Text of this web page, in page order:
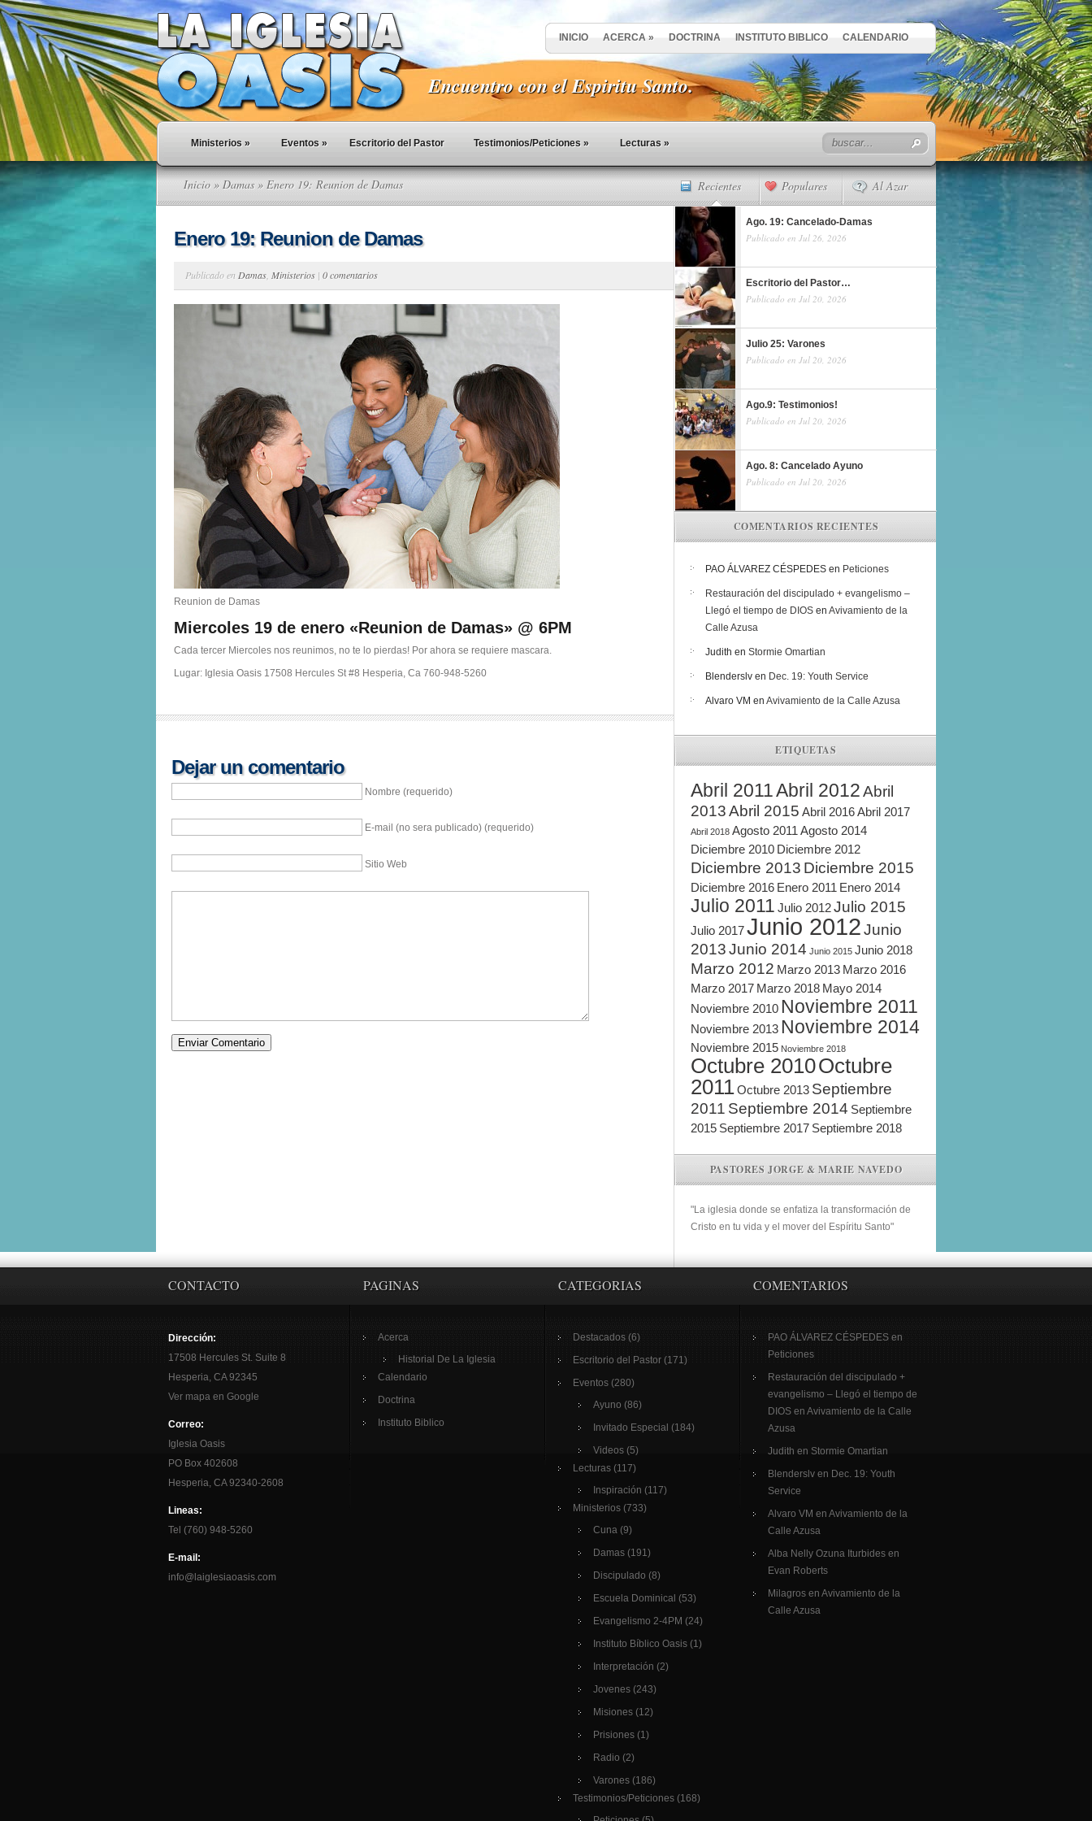
INICIO ACERCA » DOCTRINA INSTITUTO BIBLICO CALENDARIO
Encuentro con el Espiritu Santo.
Ministerios » Eventos » Escritorio del Pastor Testimonios/Peticiones » Lecturas »
Inicio » Damas» Enero 19: Reunion de Damas
Enero 19: Reunion de Damas
Publicado en Damas Ministerios | 0 comentarios
Reunion de Damas
Miercoles 19 de enero «Reunion de Damas» @ 6PM
Cada tercer Miercoles nos reunimos, no te lo pierdas! Por ahora se requiere mascara.
Lugar: Iglesia Oasis 17508 Hercules St #8 Hesperia, Ca 760-948-5260
Dejar un comentario
Nombre (requerido)
E-mail (no sera publicado) (requerido)
Sitio Web
Recientes Populares Al Azar
Ago. 19: Cancelado-Damas
Publicado en Jul 26, 2026
Escritorio del Pastor…
Publicado en Jul 20, 2026
Julio 25: Varones
Publicado en Jul 20, 2026
Ago.9: Testimonios!
Publicado en Jul 20, 2026
Ago. 8: Cancelado Ayuno
Publicado en Jul 20, 2026
COMENTARIOS RECIENTES
PAO ÁLVAREZ CÉSPEDES en Peticiones
Restauración del discipulado + evangelismo –
Llegó el tiempo de DIOS en Avivamiento de la
Calle Azusa
Judith en Stormie Omartian
Blenderslv en Dec. 19: Youth Service
Alvaro VM en Avivamiento de la Calle Azusa
ETIQUETAS
Abril 2011Abril 2012Abril
2013Abril 2015 Abril 2016Abril 2017
Abril 2018 Agosto 2011 Agosto 2014
Diciembre 2010 Diciembre 2012
Diciembre 2013 Diciembre 2015
Diciembre 2016 Enero 2011 Enero 2014
Julio 2011 Julio 2012Julio 2015
Julio 2017Junio 2012Junio
2013Junio 2014 Junio 2015 Junio 2018
Marzo 2012 Marzo 2013 Marzo 2016
Marzo 2017 Marzo 2018 Mayo 2014
Noviembre 2010 Noviembre 2011
Noviembre 2013 Noviembre 2014
Noviembre 2015 Noviembre 2018
Octubre 2010Octubre
2011Octubre 2013 Septiembre
2011 Septiembre 2014 Septiembre
2015 Septiembre 2017 Septiembre 2018
PASTORES JORGE & MARIE NAVEDO
"La iglesia donde se enfatiza la transformación de
Cristo en tu vida y el mover del Espíritu Santo"
CONTACTO
Dirección:
17508 Hercules St. Suite 8
Hesperia, CA 92345
Ver mapa en Google
Correo:
Iglesia Oasis
PO Box 402608
Hesperia, CA 92340-2608
Lineas:
Tel (760) 948-5260
E-mail:
info@laiglesiaoasis.com
PAGINAS
Acerca
Historial De La Iglesia
Calendario
Doctrina
Instituto Biblico
CATEGORIAS
Destacados (6)
Escritorio del Pastor (171)
Eventos (280)
Ayuno (86)
Invitado Especial (184)
Videos (5)
Lecturas (117)
Inspiración (117)
Ministerios (733)
Cuna (9)
Damas (191)
Discipulado (8)
Escuela Dominical (53)
Evangelismo 2-4PM (24)
Instituto Bíblico Oasis (1)
Interpretación (2)
Jovenes (243)
Misiones (12)
Prisiones (1)
Radio (2)
Varones (186)
Testimonios/Peticiones (168)
COMENTARIOS
PAO ÁLVAREZ CÉSPEDES en
Peticiones
Restauración del discipulado +
evangelismo – Llegó el tiempo de
DIOS en Avivamiento de la Calle
Azusa
Judith en Stormie Omartian
Blenderslv en Dec. 19: Youth
Service
Alvaro VM en Avivamiento de la
Calle Azusa
Alba Nelly Ozuna Iturbides en
Evan Roberts
Milagros en Avivamiento de la
Calle Azusa